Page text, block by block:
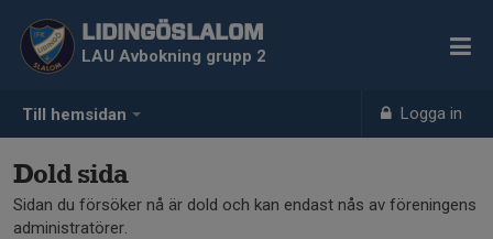
Till hemsidan Logga in
LIDINGÖSLALOM
LAU Avbokning grupp 2
Dold sida
Sidan du försöker nå är dold och kan endast nås av föreningens
administratörer.